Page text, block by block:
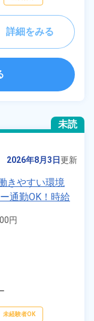
詳細をみる
未読
2026年8月3日更新
きやすい環境
通勤OK！時給
タル可能な1R
円
未経験者OK